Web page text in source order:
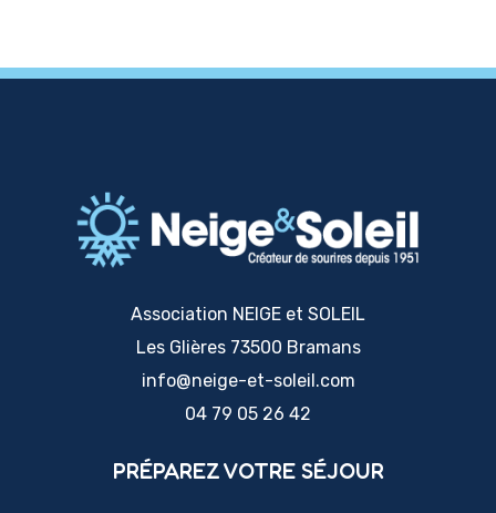
Association NEIGE et SOLEIL
Les Glières 73500 Bramans
info@neige-et-soleil.com
04 79 05 26 42
PRÉPAREZ VOTRE SÉJOUR